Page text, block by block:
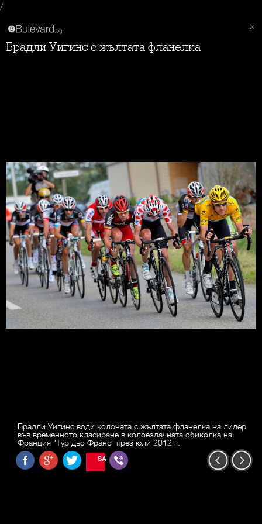
/
Брадли Уигинс с жълтата фланелка
Брадли Уигинс води колоната с жълтата фланелка на лидер
във временното класиране в колоездачната обиколка на
Франция "Тур дьо Франс" през юли 2012 г.
SAVE